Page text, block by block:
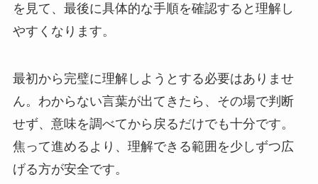
を見て、最後に具体的な手順を確認すると理解し
やすくなります。
最初から完璧に理解しようとする必要はありませ
ん。わからない言葉が出てきたら、その場で判断
せず、意味を調べてから戻るだけでも十分です。
焦って進めるより、理解できる範囲を少しずつ広
げる方が安全です。